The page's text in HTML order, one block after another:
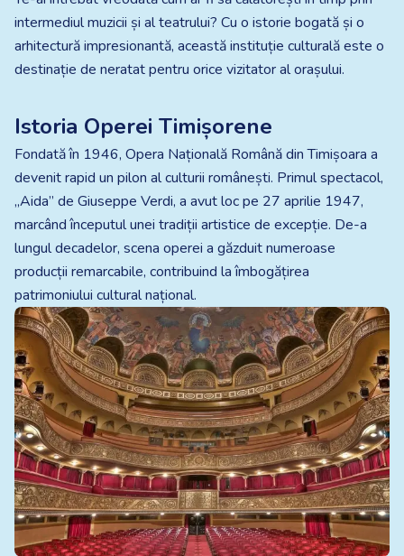
intermediul muzicii și al teatrului? Cu o istorie bogată și o
arhitectură impresionantă, această instituție culturală este o
destinație de neratat pentru orice vizitator al orașului.
Istoria Operei Timișorene
Fondată în 1946, Opera Națională Română din Timișoara a
devenit rapid un pilon al culturii românești. Primul spectacol,
„Aida” de Giuseppe Verdi, a avut loc pe 27 aprilie 1947,
marcând începutul unei tradiții artistice de excepție. De-a
lungul decadelor, scena operei a găzduit numeroase
producții remarcabile, contribuind la îmbogățirea
patrimoniului cultural național.